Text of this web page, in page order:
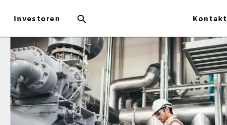
Investoren Kontakt